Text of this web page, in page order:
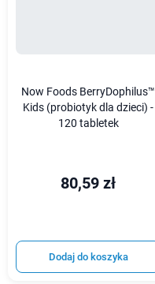
Now Foods BerryDophilus™
Kids (probiotyk dla dzieci) -
120 tabletek
80,59 zł
Dodaj do koszyka